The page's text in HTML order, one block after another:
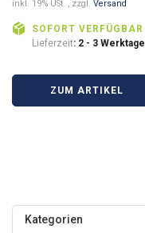
inkl. 19% USt. , zzgl. Versand
SOFORT VERFÜGBAR
Lieferzeit: 2 - 3 Werktage
ZUM ARTIKEL
Kategorien